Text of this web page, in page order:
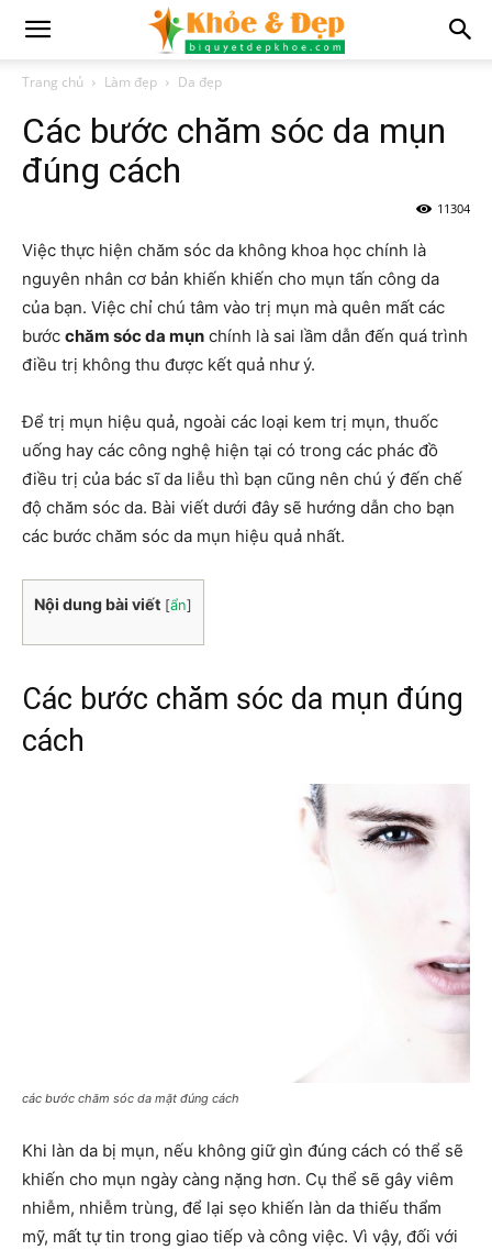
Trang chủ Làm đẹp Da đẹp
Các bước chăm sóc da mụn
đúng cách
11304
Việc thực hiện chăm sóc da không khoa học chính là
nguyên nhân cơ bản khiến khiến cho mụn tấn công da
của bạn. Việc chỉ chú tâm vào trị mụn mà quên mất các
bước chăm sóc da mụn chính là sai lầm dẫn đến quá trình
điều trị không thu được kết quả như ý.
Để trị mụn hiệu quả, ngoài các loại kem trị mụn, thuốc
uống hay các công nghệ hiện tại có trong các phác đồ
điều trị của bác sĩ da liễu thì bạn cũng nên chú ý đến chế
độ chăm sóc da. Bài viết dưới đây sẽ hướng dẫn cho bạn
các bước chăm sóc da mụn hiệu quả nhất.
Nội dung bài viết [ẩn]
Các bước chăm sóc da mụn đúng
cách
các bước chăm sóc da mặt đúng cách
Khi làn da bị mụn, nếu không giữ gìn đúng cách có thể sẽ
khiến cho mụn ngày càng nặng hơn. Cụ thể sẽ gây viêm
nhiễm, nhiễm trùng, để lại sẹo khiến làn da thiếu thẩm
mỹ, mất tự tin trong giao tiếp và công việc. Vì vậy, đối với